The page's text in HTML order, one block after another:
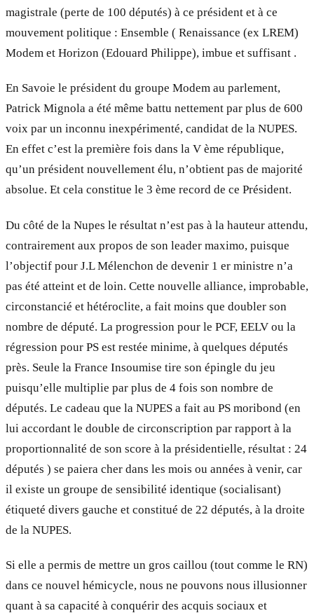
magistrale (perte de 100 députés) à ce président et à ce
mouvement politique : Ensemble ( Renaissance (ex LREM)
Modem et Horizon (Edouard Philippe), imbue et suffisant .
En Savoie le président du groupe Modem au parlement,
Patrick Mignola a été même battu nettement par plus de 600
voix par un inconnu inexpérimenté, candidat de la NUPES.
En effet c’est la première fois dans la V ème république,
qu’un président nouvellement élu, n’obtient pas de majorité
absolue. Et cela constitue le 3 ème record de ce Président.
Du côté de la Nupes le résultat n’est pas à la hauteur attendu,
contrairement aux propos de son leader maximo, puisque
l’objectif pour J.L Mélenchon de devenir 1 er ministre n’a
pas été atteint et de loin. Cette nouvelle alliance, improbable,
circonstancié et hétéroclite, a fait moins que doubler son
nombre de député. La progression pour le PCF, EELV ou la
régression pour PS est restée minime, à quelques députés
près. Seule la France Insoumise tire son épingle du jeu
puisqu’elle multiplie par plus de 4 fois son nombre de
députés. Le cadeau que la NUPES a fait au PS moribond (en
lui accordant le double de circonscription par rapport à la
proportionnalité de son score à la présidentielle, résultat : 24
députés ) se paiera cher dans les mois ou années à venir, car
il existe un groupe de sensibilité identique (socialisant)
étiqueté divers gauche et constitué de 22 députés, à la droite
de la NUPES.
Si elle a permis de mettre un gros caillou (tout comme le RN)
dans ce nouvel hémicycle, nous ne pouvons nous illusionner
quant à sa capacité à conquérir des acquis sociaux et